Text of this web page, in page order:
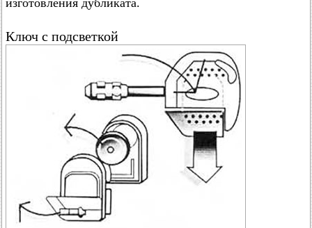
изготовления дубликата.
Ключ с подсветкой